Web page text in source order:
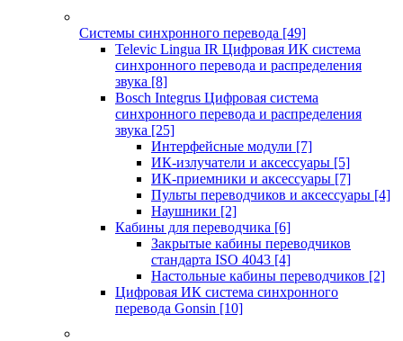
Системы синхронного перевода [49]
Televic Lingua IR Цифровая ИК система
синхронного перевода и распределения
звука [8]
Bosch Integrus Цифровая система
синхронного перевода и распределения
звука [25]
Интерфейсные модули [7]
ИК-излучатели и аксессуары [5]
ИК-приемники и аксессуары [7]
Пульты переводчиков и аксессуары [4]
Наушники [2]
Кабины для переводчика [6]
Закрытые кабины переводчиков
стандарта ISO 4043 [4]
Настольные кабины переводчиков [2]
Цифровая ИК система синхронного
перевода Gonsin [10]